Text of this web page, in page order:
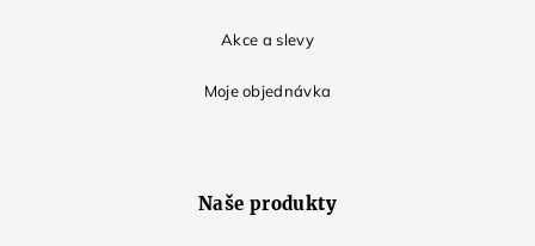
Akce a slevy
Moje objednávka
Naše produkty